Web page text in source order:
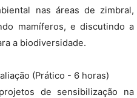
nas áreas de zimbral,
mamíferos, e discutindo a
a biodiversidade.
(Prático - 6 horas)
de sensibilização na